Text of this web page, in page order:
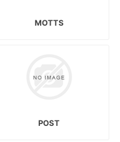
MOTTS
POST